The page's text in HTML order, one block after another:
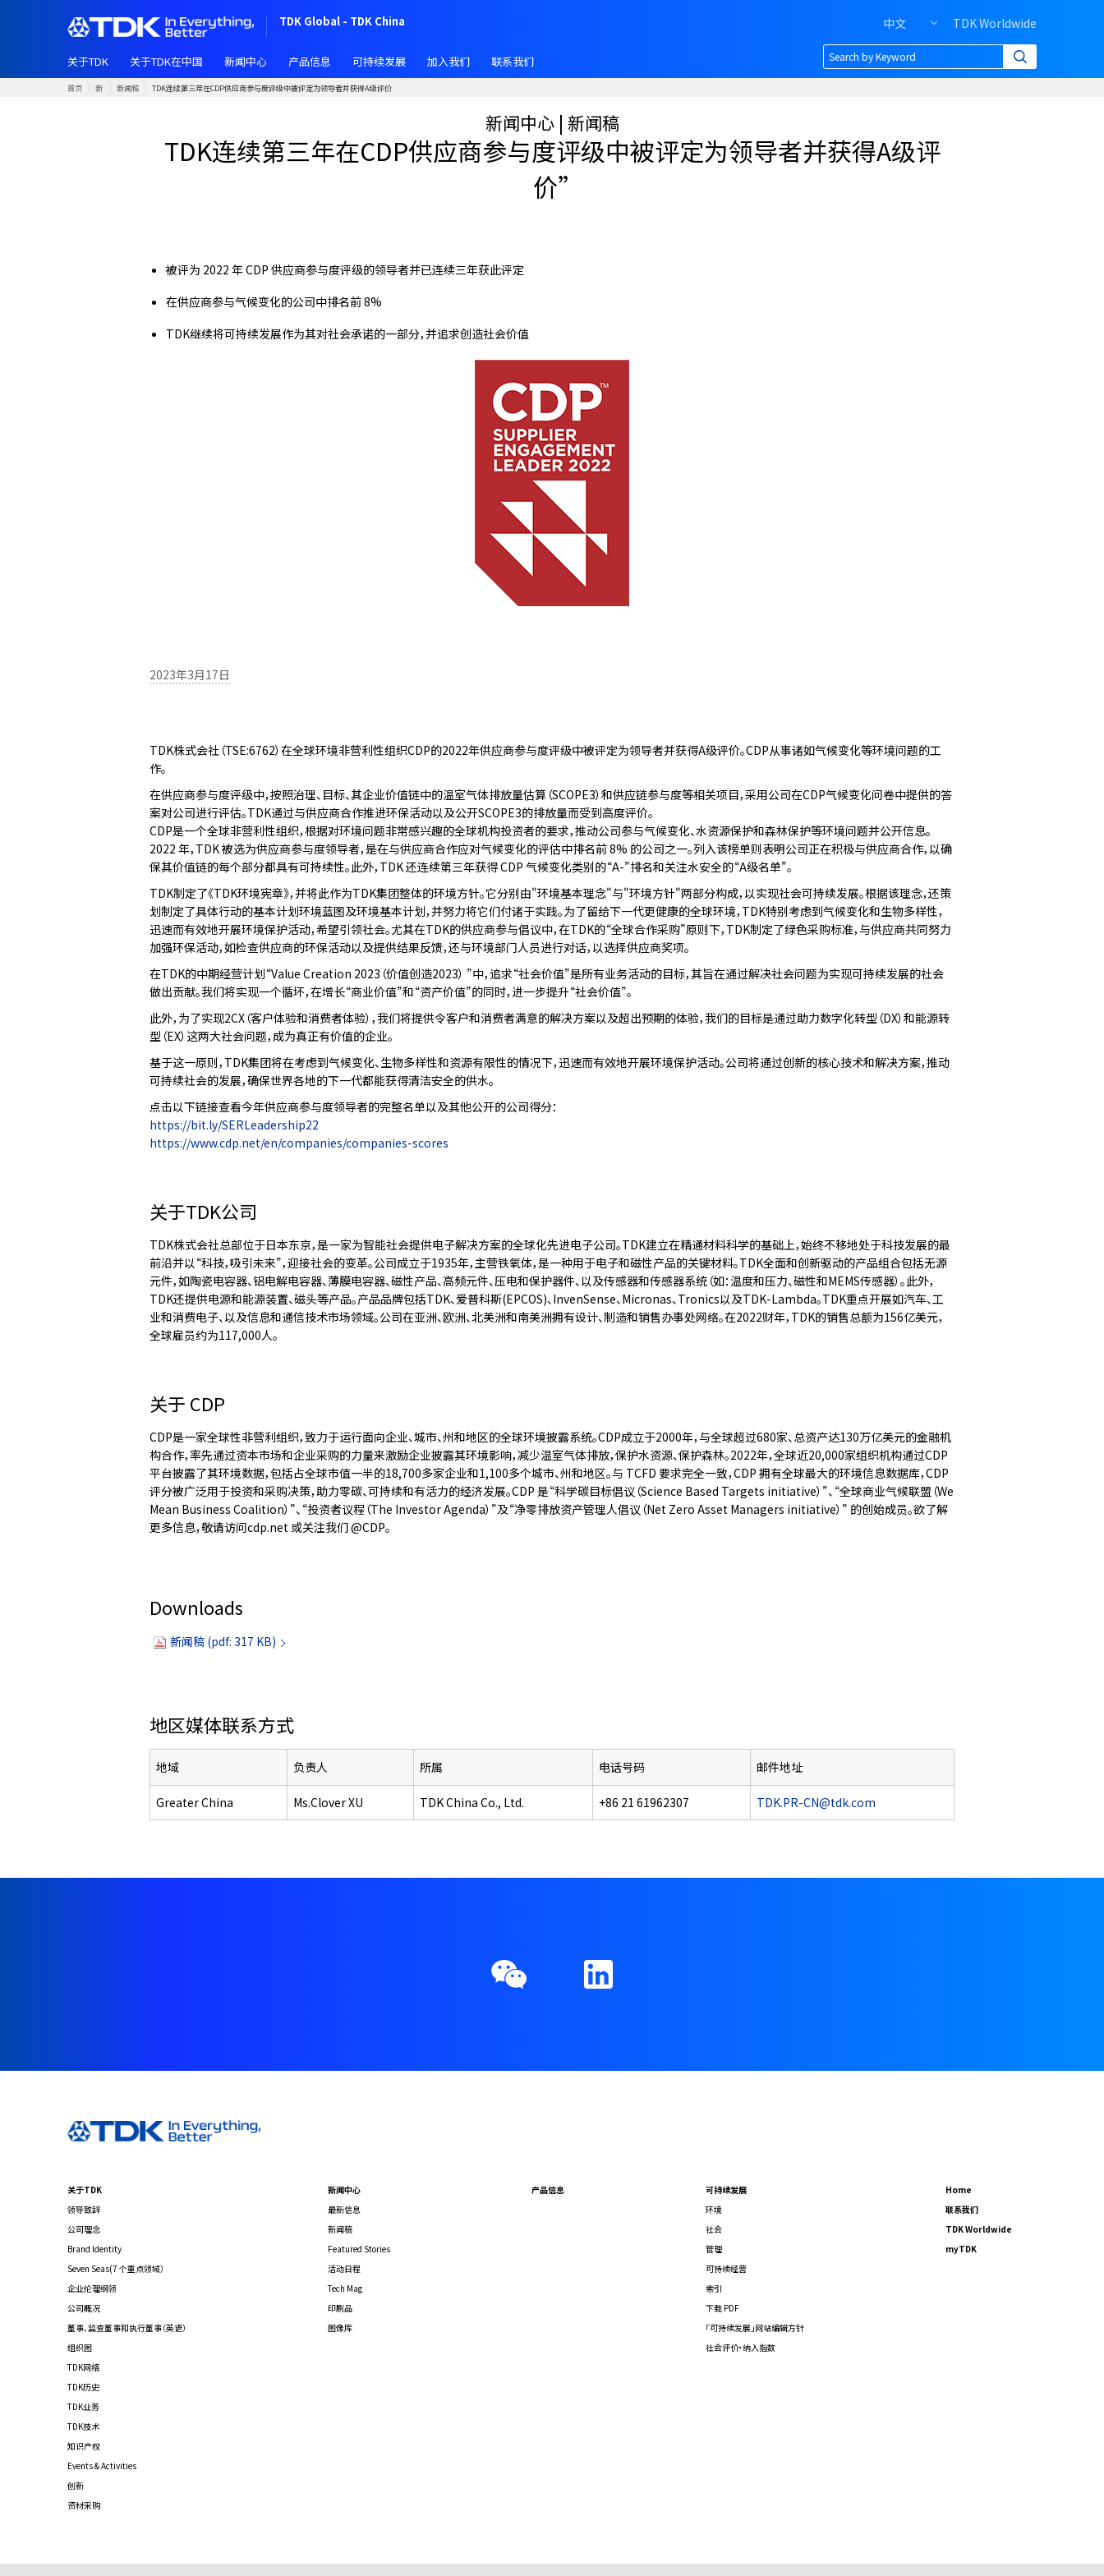
TDK Global - TDK China
Header
right
menu
of
中文 TDK Worldwide
关于TDK 关于TDK在中国 新闻中心 产品信息 可持续发展 加入我们 联系我们
首页 新闻中心新闻稿 TDK连续第三年在CDP供应商参与度评级中被评定为领导者并获得A级评价
新闻中心 | 新闻稿
TDK连续第三年在CDP供应商参与度评级中被评定为领导者并获得A级评
价”
被评为 2022 年 CDP 供应商参与度评级的领导者并已连续三年获此评定
在供应商参与气候变化的公司中排名前 8%
TDK继续将可持续发展作为其对社会承诺的一部分，并追求创造社会价值
2023年3月17日
TDK株式会社（TSE:6762）在全球环境非营利性组织CDP的2022年供应商参与度评级中被评定为领导者并获得A级评价。CDP从事诸如气候变化等环境问题的工
作。
在供应商参与度评级中，按照治理、目标、其企业价值链中的温室气体排放量估算（SCOPE3）和供应链参与度等相关项目，采用公司在CDP气候变化问卷中提供的答
案对公司进行评估。TDK通过与供应商合作推进环保活动以及公开SCOPE3的排放量而受到高度评价。
CDP是一个全球非营利性组织，根据对环境问题非常感兴趣的全球机构投资者的要求，推动公司参与气候变化、水资源保护和森林保护等环境问题并公开信息。
2022 年，TDK 被选为供应商参与度领导者，是在与供应商合作应对气候变化的评估中排名前 8% 的公司之一。列入该榜单则表明公司正在积极与供应商合作，以确
保其价值链的每个部分都具有可持续性。此外，TDK 还连续第三年获得 CDP 气候变化类别的“A-”排名和关注水安全的“A级名单”。
TDK制定了《TDK环境宪章》，并将此作为TDK集团整体的环境方针。它分别由"环境基本理念"与"环境方针"两部分构成，以实现社会可持续发展。根据该理念，还策
划制定了具体行动的基本计划环境蓝图及环境基本计划，并努力将它们付诸于实践。为了留给下一代更健康的全球环境，TDK特别考虑到气候变化和生物多样性，
迅速而有效地开展环境保护活动，希望引领社会。尤其在TDK的供应商参与倡议中，在TDK的“全球合作采购”原则下，TDK制定了绿色采购标准，与供应商共同努力
加强环保活动，如检查供应商的环保活动以及提供结果反馈，还与环境部门人员进行对话，以选择供应商奖项。
在TDK的中期经营计划“Value Creation 2023（价值创造2023） ”中，追求“社会价值”是所有业务活动的目标，其旨在通过解决社会问题为实现可持续发展的社会
做出贡献。我们将实现一个循坏，在增长“商业价值”和“资产价值”的同时，进一步提升“社会价值”。
此外，为了实现2CX（客户体验和消费者体验），我们将提供令客户和消费者满意的解决方案以及超出预期的体验，我们的目标是通过助力数字化转型（DX）和能源转
型（EX）这两大社会问题，成为真正有价值的企业。
基于这一原则，TDK集团将在考虑到气候变化、生物多样性和资源有限性的情况下，迅速而有效地开展环境保护活动。公司将通过创新的核心技术和解决方案，推动
可持续社会的发展，确保世界各地的下一代都能获得清洁安全的供水。
点击以下链接查看今年供应商参与度领导者的完整名单以及其他公开的公司得分：
https://bit.ly/SERLeadership22
https://www.cdp.net/en/companies/companies-scores
关于TDK公司
TDK株式会社总部位于日本东京，是一家为智能社会提供电子解决方案的全球化先进电子公司。TDK建立在精通材料科学的基础上，始终不移地处于科技发展的最
前沿并以“科技，吸引未来”，迎接社会的变革。公司成立于1935年，主营铁氧体，是一种用于电子和磁性产品的关键材料。TDK全面和创新驱动的产品组合包括无源
元件，如陶瓷电容器、铝电解电容器、薄膜电容器、磁性产品、高频元件、压电和保护器件、以及传感器和传感器系统（如：温度和压力、磁性和MEMS传感器）。此外，
TDK还提供电源和能源装置、磁头等产品。产品品牌包括TDK、爱普科斯(EPCOS)、InvenSense、Micronas、Tronics以及TDK-Lambda。TDK重点开展如汽车、工
业和消费电子、以及信息和通信技术市场领域。公司在亚洲、欧洲、北美洲和南美洲拥有设计、制造和销售办事处网络。在2022财年，TDK的销售总额为156亿美元，
全球雇员约为117,000人。
关于 CDP
CDP是一家全球性非营利组织，致力于运行面向企业、城市、州和地区的全球环境披露系统。CDP成立于2000年，与全球超过680家、总资产达130万亿美元的金融机
构合作，率先通过资本市场和企业采购的力量来激励企业披露其环境影响，减少温室气体排放，保护水资源、保护森林。2022年，全球近20,000家组织机构通过CDP
平台披露了其环境数据，包括占全球市值一半的18,700多家企业和1,100多个城市、州和地区。与 TCFD 要求完全一致，CDP 拥有全球最大的环境信息数据库，CDP
评分被广泛用于投资和采购决策，助力零碳、可持续和有活力的经济发展。CDP 是“科学碳目标倡议（Science Based Targets initiative）”、“全球商业气候联盟（We
Mean Business Coalition）”、“投资者议程（The Investor Agenda）”及“净零排放资产管理人倡议（Net Zero Asset Managers initiative）” 的创始成员。欲了解
更多信息，敬请访问cdp.net 或关注我们 @CDP。
Downloads
新闻稿 (pdf: 317 KB)
地区媒体联系方式
地域 负责人 所属 电话号码 邮件地址
Greater China Ms.Clover XU TDK China Co., Ltd. +86 21 61962307 TDK.PR-CN@tdk.com
关于TDK
领导致辞
公司理念
Brand Identity
Seven Seas(7 个重点领域）
企业伦理纲领
公司概况
董事、监查董事和执行董事（英语）
组织图
TDK网络
TDK历史
TDK业务
TDK技术
知识产权
Events & Activities
创新
资材采购
新闻中心
最新信息
新闻稿
Featured Stories
活动日程
Tech Mag
印刷品
图像库
产品信息
可持续发展
环境
社会
管理
可持续经营
索引
下载 PDF
「可持续发展」网站编辑方针
社会评价·纳入指数
Home
联系我们
TDK Worldwide
myTDK